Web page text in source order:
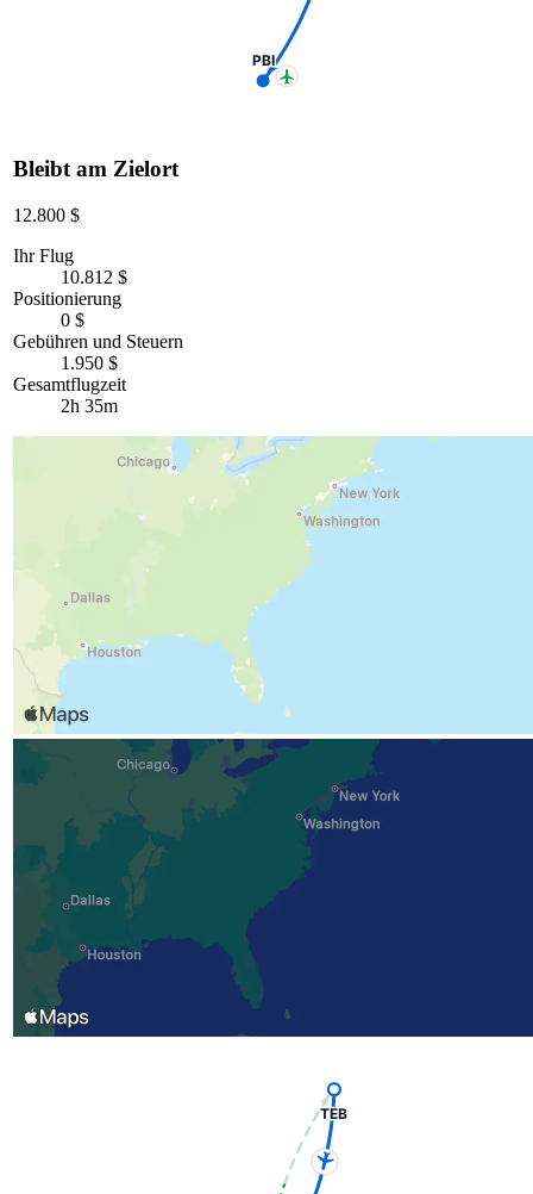
PBI
Bleibt am Zielort
12.800 $
Ihr Flug
10.812 $
Positionierung
0 $
Gebühren und Steuern
1.950 $
Gesamtflugzeit
2h 35m
TEB